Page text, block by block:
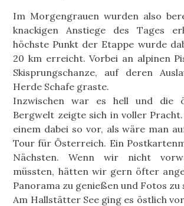
Im Morgengrauen wurden also
knackigen Anstiege des Tages
höchste Punkt der Etappe wurde
20 km erreicht. Vorbei an alpinen
Skisprungschanze, auf deren
Herde Schafe graste.
Inzwischen war es hell und die
Bergwelt zeigte sich in voller
einem dabei so vor, als wäre man
Tour für Österreich. Ein
Nächsten. Wenn wir nicht
müssten, hätten wir gern öfter
Panorama zu genießen und Fotos zu
Am Hallstätter See ging es östlich